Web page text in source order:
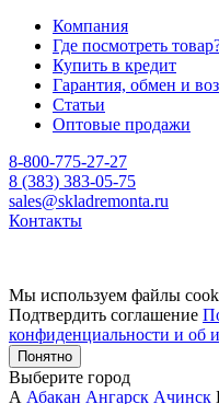
Компания
Где посмотреть
Купить в кредит
Гарантия, обмен и
Статьи
Оптовые продажи
8-800-775-27-27
8 (383) 383-05-75
sales@skladremonta.ru
Контакты
Мы используем файлы
Подтвердить соглашение
конфиденциальности и об
Понятно
Выберите город
А Абакан Ангарск Ачинск